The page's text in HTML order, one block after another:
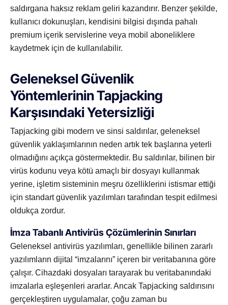
saldırgana haksız reklam geliri kazandırır. Benzer şekilde,
kullanıcı dokunuşları, kendisini bilgisi dışında pahalı
premium içerik servislerine veya mobil aboneliklere
kaydetmek için de kullanılabilir.
Geleneksel Güvenlik
Yöntemlerinin Tapjacking
Karşısındaki Yetersizliği
Tapjacking gibi modern ve sinsi saldırılar, geleneksel
güvenlik yaklaşımlarının neden artık tek başlarına yeterli
olmadığını açıkça göstermektedir. Bu saldırılar, bilinen bir
virüs kodunu veya kötü amaçlı bir dosyayı kullanmak
yerine, işletim sisteminin meşru özelliklerini istismar ettiği
için standart güvenlik yazılımları tarafından tespit edilmesi
oldukça zordur.
İmza Tabanlı Antivirüs Çözümlerinin Sınırları
Geleneksel antivirüs yazılımları, genellikle bilinen zararlı
yazılımların dijital “imzalarını” içeren bir veritabanına göre
çalışır. Cihazdaki dosyaları tarayarak bu veritabanındaki
imzalarla eşleşenleri ararlar. Ancak Tapjacking saldırısını
gerçekleştiren uygulamalar, çoğu zaman bu